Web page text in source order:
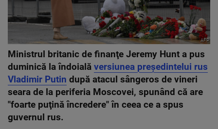
AFP
Ministrul britanic de finanţe Jeremy Hunt a pus
duminică la îndoială versiunea preşedintelui rus
Vladimir Putin după atacul sângeros de vineri
seara de la periferia Moscovei, spunând că are
"foarte puţină încredere" în ceea ce a spus
guvernul rus.